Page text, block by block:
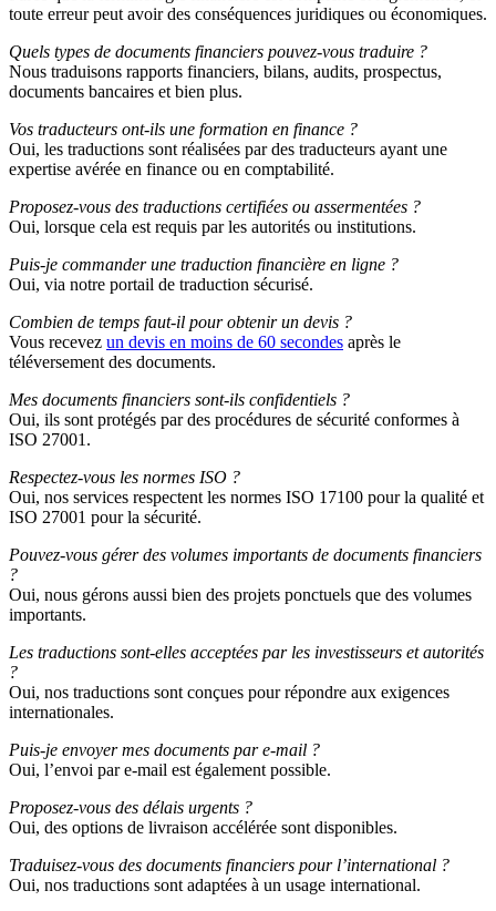
toute erreur peut avoir des conséquences juridiques ou économiques.
Quels types de documents financiers pouvez-vous traduire ?
Nous traduisons rapports financiers, bilans, audits, prospectus,
documents bancaires et bien plus.
Vos traducteurs ont-ils une formation en finance ?
Oui, les traductions sont réalisées par des traducteurs ayant une
expertise avérée en finance ou en comptabilité.
Proposez-vous des traductions certifiées ou assermentées ?
Oui, lorsque cela est requis par les autorités ou institutions.
Puis-je commander une traduction financière en ligne ?
Oui, via notre portail de traduction sécurisé.
Combien de temps faut-il pour obtenir un devis ?
Vous recevez un devis en moins de 60 secondes après le
téléversement des documents.
Mes documents financiers sont-ils confidentiels ?
Oui, ils sont protégés par des procédures de sécurité conformes à
ISO 27001.
Respectez-vous les normes ISO ?
Oui, nos services respectent les normes ISO 17100 pour la qualité et
ISO 27001 pour la sécurité.
Pouvez-vous gérer des volumes importants de documents financiers
?
Oui, nous gérons aussi bien des projets ponctuels que des volumes
importants.
Les traductions sont-elles acceptées par les investisseurs et autorités
?
Oui, nos traductions sont conçues pour répondre aux exigences
internationales.
Puis-je envoyer mes documents par e-mail ?
Oui, l’envoi par e-mail est également possible.
Proposez-vous des délais urgents ?
Oui, des options de livraison accélérée sont disponibles.
Traduisez-vous des documents financiers pour l’international ?
Oui, nos traductions sont adaptées à un usage international.